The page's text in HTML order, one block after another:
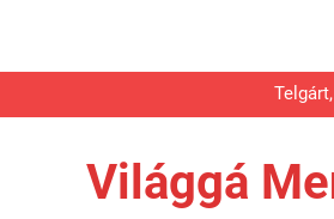
a
Világgá